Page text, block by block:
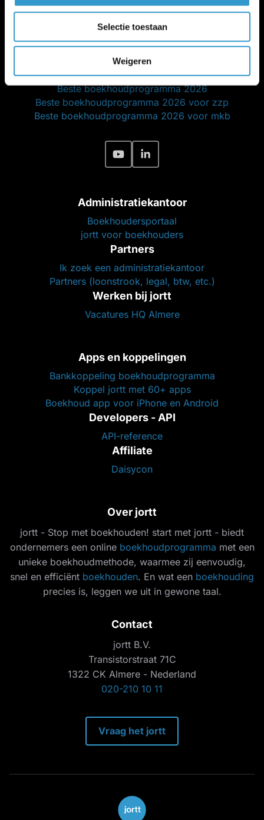
Selectie toestaan
Weigeren
WWFT en SW
Cookie policy
Beveiliging en betrouwbaarheid
Salarisadministratie
Peppol-|Salaris-blog
Voor wie is jortt geschikt?
Beste boekhoudprogramma 2026
Beste boekhoudprogramma 2026 voor zzp
Beste boekhoudprogramma 2026 voor mkb
Administratiekantoor
Boekhoudersportaal
jortt voor boekhouders
Partners
Ik zoek een administratiekantoor
Partners (loonstrook, legal, btw, etc.)
Werken bij jortt
Vacatures HQ Almere
Apps en koppelingen
Bankkoppeling boekhoudprogramma
Koppel jortt met 60+ apps
Boekhoud app voor iPhone en Android
Developers - API
API-reference
Affiliate
Daisycon
Over jortt
jortt - Stop met boekhouden! start met jortt - biedt
ondernemers een online boekhoudprogramma met een
unieke boekhoudmethode, waarmee zij eenvoudig,
snel en efficiënt boekhouden. En wat een boekhouding
precies is, leggen we uit in gewone taal.
Contact
jortt B.V.
Transistorstraat 71C
1322 CK Almere - Nederland
020-210 10 11
Vraag het jortt